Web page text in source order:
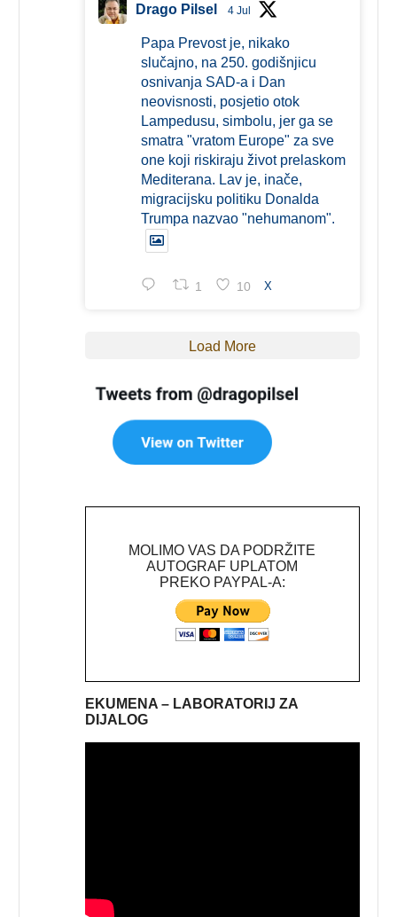
Drago Pilsel 4 Jul
Papa Prevost je, nikako
slučajno, na 250. godišnjicu
osnivanja SAD-a i Dan
neovisnosti, posjetio otok
Lampedusu, simbolu, jer ga se
smatra "vratom Europe" za sve
one koji riskiraju život prelaskom
Mediterana. Lav je, inače,
migracijsku politiku Donalda
Trumpa nazvao "nehumanom".
1 10 X
Load More
MOLIMO VAS DA PODRŽITE
AUTOGRAF UPLATOM
PREKO PAYPAL-A:
EKUMENA – LABORATORIJ ZA
DIJALOG